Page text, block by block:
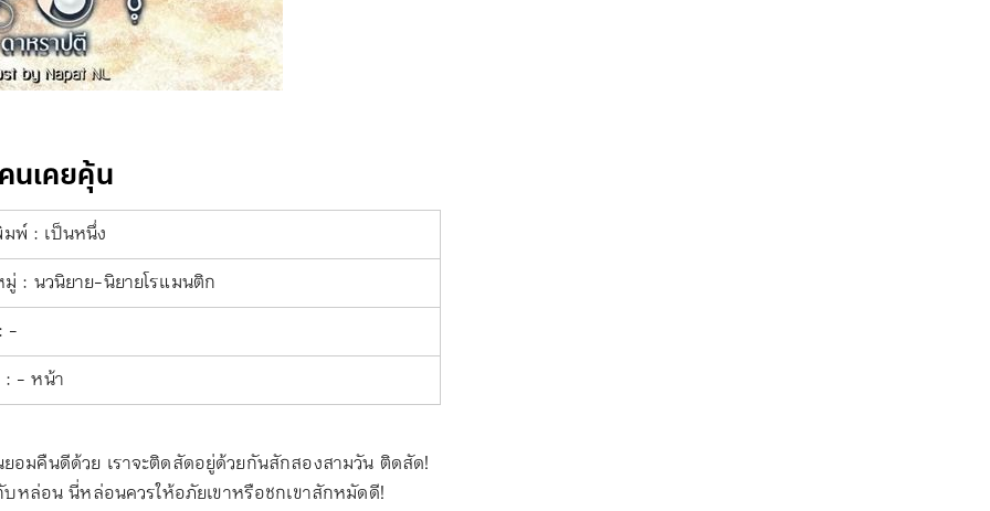
นเคยคุ้น
พ์ : เป็นหนึ่ง
: นวนิยาย-นิยายโรแมนติก
-
: - หน้า
มคืนดีด้วย เราจะติดสัดอยู่ด้วยกันสักสองสามวัน ติดสัด!
หล่อน นี่หล่อนควรให้อภัยเขาหรือชกเขาสักหมัดดี!